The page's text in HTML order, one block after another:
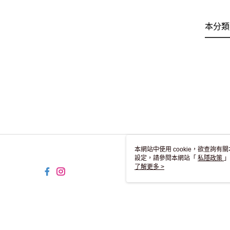
本分
本網站中使用 cookie，欲查詢有
設定，請參閱本網站「 私隱政策
用 cookie。
了解更多 >